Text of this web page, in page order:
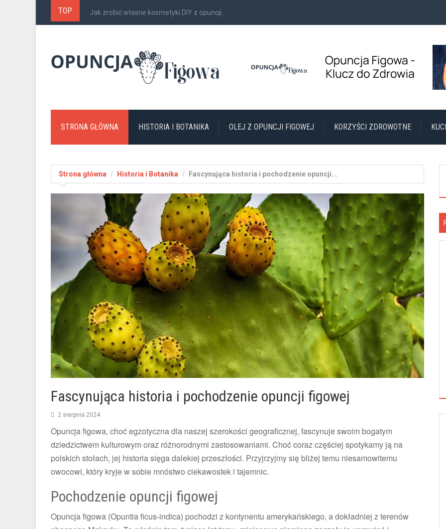
TOP Jak zrobić własne kosmetyki DIY z opuncji...
STRONA GŁÓWNA HISTORIA I BOTANIKA OLEJ Z OPUNCJI FIGOWEJ KORZYŚCI ZDROWOTNE
Strona główna Historia i Botanika Fascynująca historia i pochodzenie opuncji...
Fascynująca historia i pochodzenie opuncji figowej
2 sierpnia 2024
Opuncja figowa, choć egzotyczna dla naszej szerokości geograficznej, fascynuje swoim bogatym
dziedzictwem kulturowym oraz różnorodnymi zastosowaniami. Choć coraz częściej spotykamy ją na
polskich stołach, jej historia sięga dalekiej przeszłości. Przyjrzyjmy się bliżej temu niesamowitemu
owocowi, który kryje w sobie mnóstwo ciekawostek i tajemnic.
Pochodzenie opuncji figowej
Opuncja figowa (Opuntia ficus-indica) pochodzi z kontynentu amerykańskiego, a dokładniej z terenów